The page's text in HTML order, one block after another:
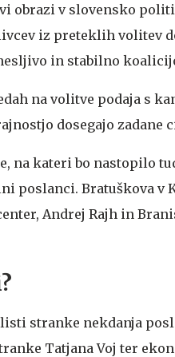
obrazi v slovensko
iz preteklih volitev
in stabilno
na volitve podaja s
dosegajo zadane
na kateri bo nastopilo
poslanci. Bratuškova v
Andrej Rajh in
stranke nekdanja
Tatjana Voj ter